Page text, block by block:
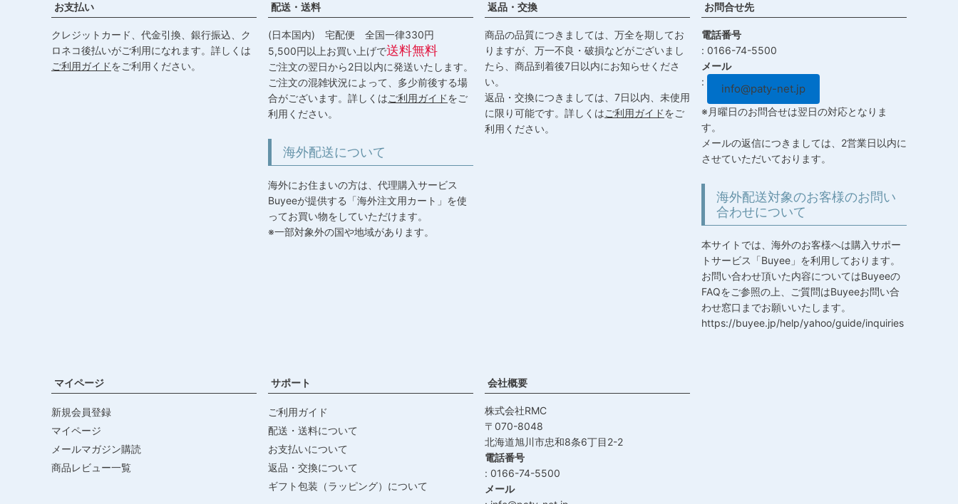
ップ
お支払い
クレジットカード、代金引換、銀行振込、ク
ロネコ後払いがご利用になれます。詳しくは
ご利用ガイドをご利用ください。
配送・送料
(日本国内) 宅配便 全国一律330円
5,500円以上お買い上げで送料無料
ご注文の翌日から2日以内に発送いたします。
ご注文の混雑状況によって、多少前後する場
合がございます。詳しくはご利用ガイドをご
利用ください。
海外配送について
海外にお住まいの方は、代理購入サービス
Buyeeが提供する「海外注文用カート」を使
ってお買い物をしていただけます。
※一部対象外の国や地域があります。
返品・交換
商品の品質につきましては、万全を期してお
りますが、万一不良・破損などがございまし
たら、商品到着後7日以内にお知らせくださ
い。
返品・交換につきましては、7日以内、未使用
に限り可能です。詳しくはご利用ガイドをご
利用ください。
お問合せ先
電話番号
0166-74-5500
メール
info@paty-net.jp
※月曜日のお問合せは翌日の対応となりま
す。
メールの返信につきましては、2営業日以内に
させていただいております。
海外配送対象のお客様のお問い
合わせについて
本サイトでは、海外のお客様へは購入サポー
トサービス「Buyee」を利用しております。
お問い合わせ頂いた内容についてはBuyeeの
FAQをご参照の上、ご質問はBuyeeお問い合
わせ窓口までお願いいたします。
https://buyee.jp/help/yahoo/guide/inquiries
マイページ
新規会員登録
マイページ
メールマガジン購読
商品レビュー一覧
サポート
ご利用ガイド
配送・送料について
お支払いについて
返品・交換について
ギフト包装（ラッピング）について
会社概要
株式会社RMC
070-8048
北海道旭川市忠和8条6丁目2-2
電話番号
0166-74-5500
メール